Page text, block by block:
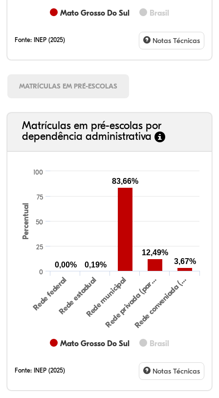
Mato Grosso Do Sul Brasil
Fonte: INEP (2025) Notas Técnicas
MATRÍCULAS EM PRÉ-ESCOLAS
Matrículas em pré-escolas por
dependência administrativa
Percentual
Mato Grosso Do Sul Brasil
Rede federalRede estadualRede municipal
Rede privada (par…Rede conveniada (…
0
100
25
50
75
0,00% 0,19%
83,66%
12,49%
3,67%
Fonte: INEP (2025) Notas Técnicas